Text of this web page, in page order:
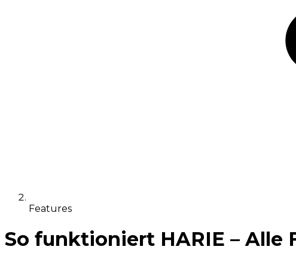
Features
So funktioniert HARIE – Alle